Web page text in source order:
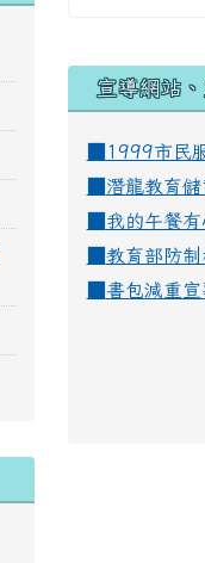
宣導網站
■1999市民
潛龍教育儲
我的午餐有
教育部防
書包減重宣